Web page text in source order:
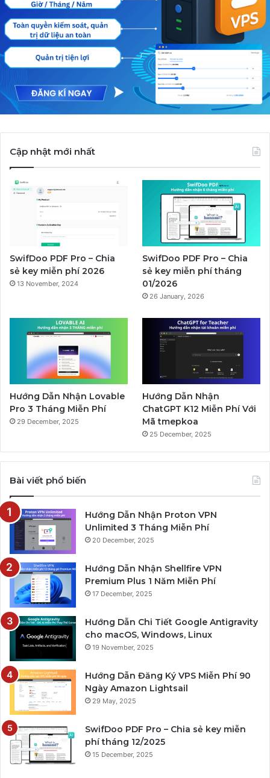
Cập nhật mới nhất
SwifDoo PDF Pro – Chia
sẻ key miễn phí 2026
13 November, 2024
SwifDoo PDF Pro – Chia
sẻ key miễn phí tháng
01/2026
26 January, 2026
Hướng Dẫn Nhận Lovable
Pro 3 Tháng Miễn Phí
29 December, 2025
Hướng Dẫn Nhận
ChatGPT K12 Miễn Phí Với
Mã tmepkoa
25 December, 2025
Bài viết phổ biến
Hướng Dẫn Nhận Proton VPN
Unlimited 3 Tháng Miễn Phí
20 December, 2025
Hướng Dẫn Nhận Shellfire VPN
Premium Plus 1 Năm Miễn Phí
17 December, 2025
Hướng Dẫn Chi Tiết Google Antigravity
cho macOS, Windows, Linux
19 November, 2025
Hướng Dẫn Đăng Ký VPS Miễn Phí 90
Ngày Amazon Lightsail
29 May, 2025
SwifDoo PDF Pro – Chia sẻ key miễn
phí tháng 12/2025
15 December, 2025